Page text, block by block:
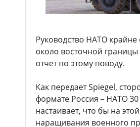
Руководство НАТО
около восточной границы
отчет по этому поводу.
Как передает Spiegel,
формате Россия – НАТО
настаивает, что бы на
наращивания военного